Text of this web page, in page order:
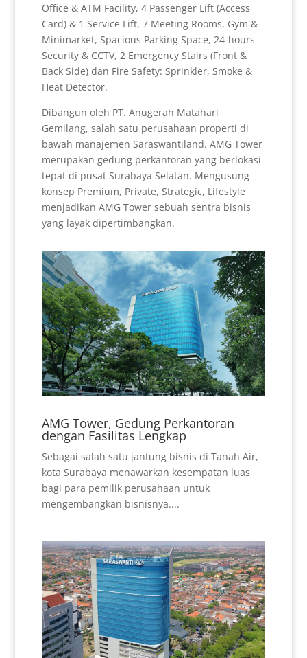
Office & ATM Facility, 4 Passenger Lift (Access
Card) & 1 Service Lift, 7 Meeting Rooms, Gym &
Minimarket, Spacious Parking Space, 24-hours
Security & CCTV, 2 Emergency Stairs (Front &
Back Side) dan Fire Safety: Sprinkler, Smoke &
Heat Detector.
Dibangun oleh PT. Anugerah Matahari
Gemilang, salah satu perusahaan properti di
bawah manajemen Saraswantiland. AMG Tower
merupakan gedung perkantoran yang berlokasi
tepat di pusat Surabaya Selatan. Mengusung
konsep Premium, Private, Strategic, Lifestyle
menjadikan AMG Tower sebuah sentra bisnis
yang layak dipertimbangkan.
AMG Tower, Gedung Perkantoran
dengan Fasilitas Lengkap
Sebagai salah satu jantung bisnis di Tanah Air,
kota Surabaya menawarkan kesempatan luas
bagi para pemilik perusahaan untuk
mengembangkan bisnisnya....